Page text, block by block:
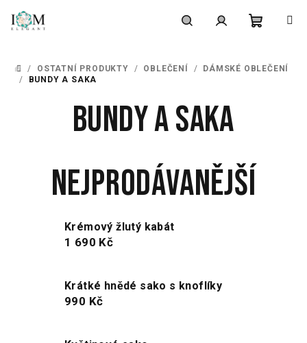
obsah
DOMŮ
/ OSTATNÍ PRODUKTY / OBLEČENÍ /
DÁMSKÉ OBLEČENÍ
/
BUNDY A SAKA
Bundy a saka
Nejprodávanější
Krémový žlutý kabát
1 690 Kč
Krátké hnědé sako s knoflíky
990 Kč